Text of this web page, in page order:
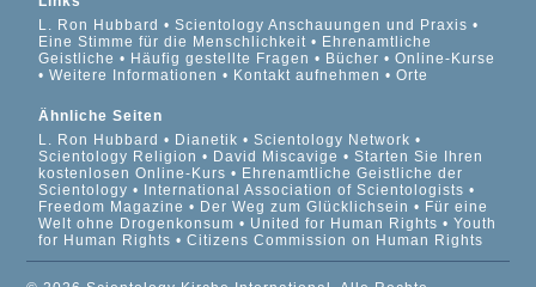
L. Ron Hubbard
Scientology Anschauungen und Praxis
Eine Stimme für die Menschlichkeit
Ehrenamtliche
Geistliche
Häufig gestellte Fragen Bücher
Online-Kurse
Weitere Informationen
Kontakt aufnehmen Orte
Ähnliche Seiten
L. Ron Hubbard
Dianetik
Scientology Network
Scientology Religion
David Miscavige
Starten Sie Ihren
kostenlosen Online-Kurs
Ehrenamtliche Geistliche der
Scientology
International Association of Scientologists
Freedom Magazine
Der Weg zum Glücklichsein
Für eine
Welt ohne Drogenkonsum
United for Human Rights
Youth
for Human Rights
Citizens Commission on Human Rights